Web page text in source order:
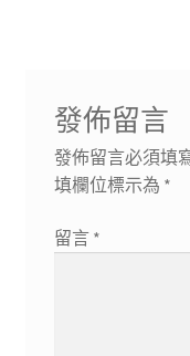
發佈留言
發佈留言必須填
填欄位標示為 *
留言 *